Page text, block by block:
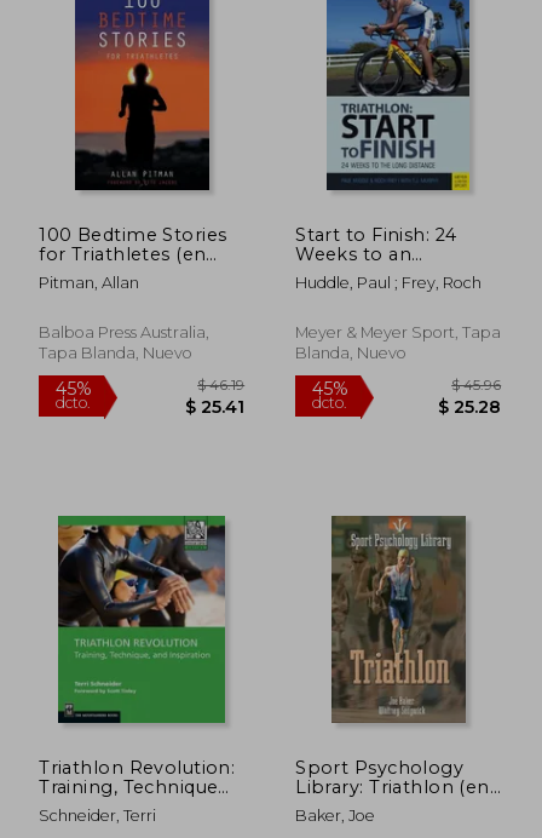
45%
dcto. $ 29.33
45%
dcto.
100 Bedtime Stories
for Triathletes (en
Inglés)
Pitman, Allan
Balboa Press Australia,
Tapa Blanda, Nuevo
45%
dcto.
$ 46.19
$ 25.41
Start to Finish: 24
Weeks to an
Endurance Triathlon
(en Inglés)
Huddle, Paul ; Frey, Roch
Meyer & Meyer Sport, Tapa
Blanda, Nuevo
45%
dcto.
Triathlon Revolution:
Training, Technique
and Inspiration (en
Inglés)
Schneider, Terri
Sport Psychology
Library: Triathlon (en
Inglés)
Baker, Joe